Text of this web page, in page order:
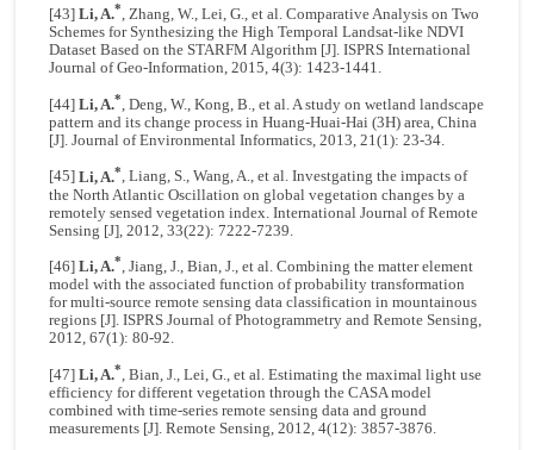
[43]Li, A.*, Zhang, W., Lei, G., et al. Comparative Analysis on Two
Schemes for Synthesizing the High Temporal Landsat-like NDVI
Dataset Based on the STARFM Algorithm [J]. ISPRS International
Journal of Geo-Information, 2015, 4(3): 1423-1441.
[44]Li, A.*
, Deng, W., Kong, B., et al. A study on wetland landscape
pattern and its change process in Huang-Huai-Hai (3H) area, China
[J]. Journal of Environmental Informatics, 2013, 21(1): 23-34.
[45]Li, A.*, Liang, S., Wang, A., et al. Investgating the impacts of
the North Atlantic Oscillation on global vegetation changes by a
remotely sensed vegetation index. International Journal of Remote
Sensing [J], 2012, 33(22): 7222-7239.
[46]Li, A.*, Jiang, J., Bian, J., et al. Combining the matter element
model with the associated function of probability transformation
for multi-source remote sensing data classification in mountainous
regions [J]. ISPRS Journal of Photogrammetry and Remote Sensing,
2012, 67(1): 80-92.
[47]Li, A.*, Bian, J., Lei, G., et al. Estimating the maximal light use
efficiency for different vegetation through the CASA model
combined with time-series remote sensing data and ground
measurements [J]. Remote Sensing, 2012, 4(12): 3857-3876.